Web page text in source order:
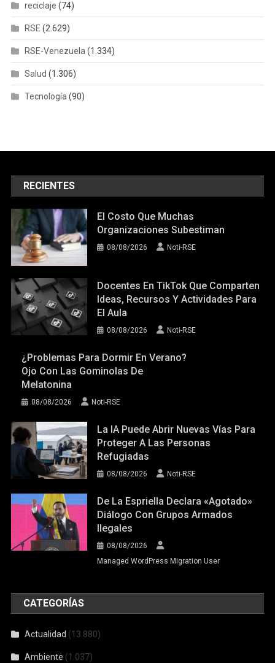
reciclaje (74)
RSE (2.629)
RSE-Venezuela(1.334)
Salud (1.306)
Tecnología(90)
RECIENTES
El Costo Que Muchas
Organizaciones Subestiman
08/08/2026 Noti-RSE
Docentes En TikTok Que Comparten
Ideas, Recursos Y Actividades Para
El Aula
08/08/2026 Noti-RSE
¿Problemas Para Dormir En Verano?
Ojo Con Las Gominolas De
Melatonina
08/08/2026 Noti-RSE
La IA Puede Abrir Nuevas Vías Para
Proteger A Las Personas
Refugiadas
08/08/2026 Noti-RSE
De La Espriella Declara «agotado»
Diálogo Con Grupos Armados
Ilegales
08/08/2026
Managed WordPress Migration User
CATEGORÍAS
Actualidad (13.880)
Ambiente (1.037)